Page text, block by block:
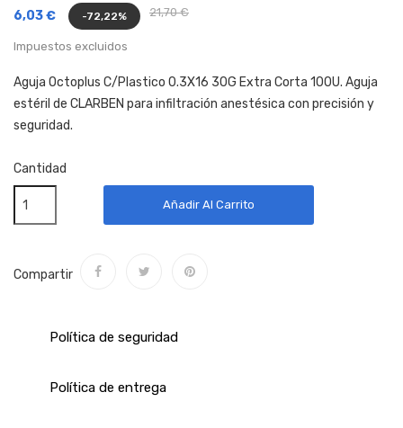
21,70 €
6,03 € -72,22%
Impuestos excluidos
Aguja Octoplus C/Plastico 0.3X16 30G Extra Corta 100U. Aguja
estéril de CLARBEN para infiltración anestésica con precisión y
seguridad.
Cantidad
Añadir Al Carrito
Compartir
Política de seguridad
Política de entrega